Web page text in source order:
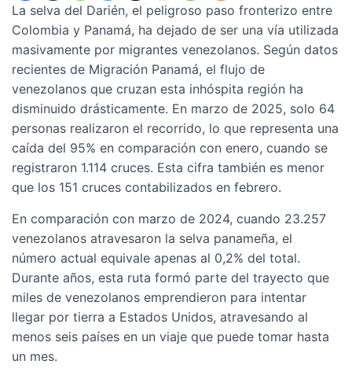
La selva del Darién, el peligroso paso fronterizo entre
Colombia y Panamá, ha dejado de ser una vía utilizada
masivamente por migrantes venezolanos. Según datos
recientes de Migración Panamá, el flujo de
venezolanos que cruzan esta inhóspita región ha
disminuido drásticamente. En marzo de 2025, solo 64
personas realizaron el recorrido, lo que representa una
caída del 95% en comparación con enero, cuando se
registraron 1.114 cruces. Esta cifra también es menor
que los 151 cruces contabilizados en febrero.
En comparación con marzo de 2024, cuando 23.257
venezolanos atravesaron la selva panameña, el
número actual equivale apenas al 0,2% del total.
Durante años, esta ruta formó parte del trayecto que
miles de venezolanos emprendieron para intentar
llegar por tierra a Estados Unidos, atravesando al
menos seis países en un viaje que puede tomar hasta
un mes.